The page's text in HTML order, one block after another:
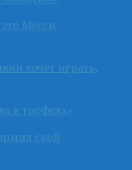
Месси
хочет играть,
в трофеях»
свой